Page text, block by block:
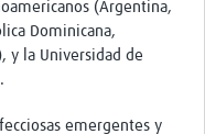
(Argentina,
Dominicana,
y la Universidad de
emergentes y